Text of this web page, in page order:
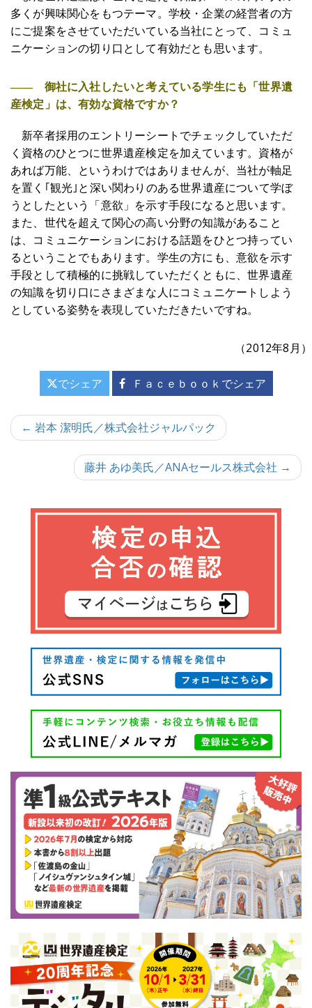
多くが興味関心をもつテーマ。学校・企業の経営者の方
にご提案をさせていただいている当社にとって、コミュ
ニケーションの切り口として有効だとも思います。
―― 御社に入社したいと考えている学生にも「世界遺
産検定」は、有効な資格ですか？
新卒者採用のエントリーシートでチェックしていただ
く資格のひとつに世界遺産検定を加えています。資格が
あれば万能、というわけではありませんが、当社が軸足
を置く｢観光｣と深い関わりのある世界遺産について学ぼ
うとしたという「意欲」を示す手段になると思います。
また、世代を超えて関心の高い分野の知識があること
は、コミュニケーションにおける話題をひとつ持ってい
るということでもあります。学生の方にも、意欲を示す
手段として積極的に挑戦していただくともに、世界遺産
の知識を切り口にさまざまな人にコミュニケートしよう
としている姿勢を表現していただきたいですね。
（2012年8月）
でシェア Ｆａｃｅｂｏｏｋでシェア
投← 岩本 潔明氏／株式会社ジャルパック
藤井 あゆ美氏／ANAセールス株式会社 →